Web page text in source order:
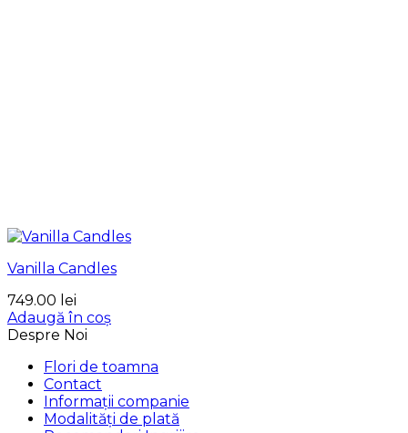
Vanilla Candles
749.00 lei
Adaugă în coș
Despre Noi
Flori de toamna
Contact
Informații companie
Modalități de plată